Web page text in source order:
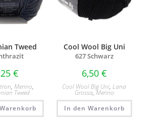
Tweed
€
,Merino,
Tweed
Cool Wool Big Uni
627 Schwarz
6,50 €
Cool Wool Big Uni,Lana
Grossa,Merino
In den Warenkorb